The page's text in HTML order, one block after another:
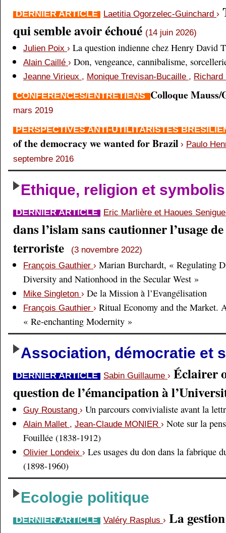
DERNIER ARTICLE Laetitia Ogorzelec-Guinchard ›
qui semble avoir échoué (14 juin 2026)
Julien Poix › La question indienne chez Henry David
Alain Caillé › Don, vengeance, cannibalisme,
Jeanne Virieux , Monique Trevisan-Bucaille ,
CONFÉRENCES/ENTRETIENS Colloque
mars 2019
PERSPECTIVES ANTI-UTILITARISTES
of the democracy we wanted for Brazil › Paulo
septembre 2016
Ethique, religion et
DERNIER ARTICLE Eric Marlière et Haoues
dans l’islam sans cautionner l’usage
terroriste
(3 novembre 2022)
François Gauthier › Marian Burchardt, « Regulating
Diversity and Nationhood in the Secular West »
Mike Singleton › De la Mission à l’Evangélisation
François Gauthier › Ritual Economy and the Market.
« Re-enchanting Modernity »
Association, démocratie et
DERNIER ARTICLE Sabin Guillaume › Éclairer
question de l’émancipation à
Guy Roustang › Un parcours convivialiste avant la
Alain Mallet , Jean-Claude MONIER › Note sur la
Fouillée (1838-1912)
Olivier Londeix › Les usages du don dans la fabrique
(1898-1960)
Ecologie politique
DERNIER ARTICLE Valéry Rasplus › La